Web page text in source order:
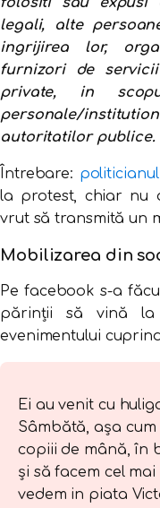
legali, alte
ingrijirea lor,
furnizori de
private, in
personale/
autoritatilor publice.
Întrebare: politicianul
la protest, chiar nu
vrut să transmită un
Mobilizarea din
Pe facebook s-a
părinții să vină la
evenimentului
Ei au venit cu
Sâmbătă, așa
copiii de mână, în
și să facem cel
vedem in piata